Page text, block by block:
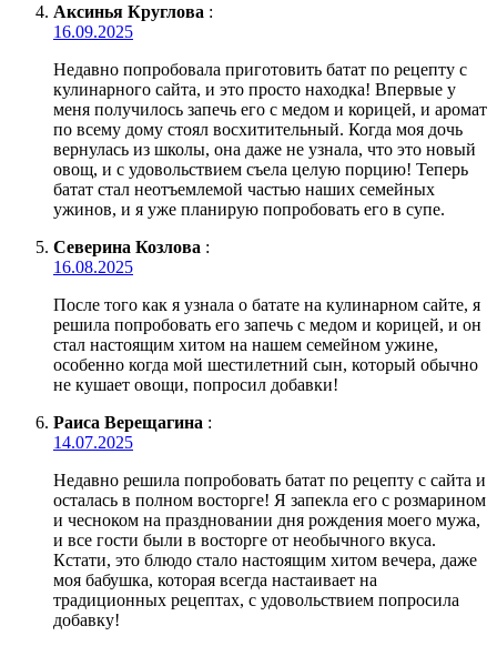
Аксинья Круглова :
16.09.2025
Недавно попробовала приготовить батат по рецепту с
кулинарного сайта, и это просто находка! Впервые у
меня получилось запечь его с медом и корицей, и аромат
по всему дому стоял восхитительный. Когда моя дочь
вернулась из школы, она даже не узнала, что это новый
овощ, и с удовольствием съела целую порцию! Теперь
батат стал неотъемлемой частью наших семейных
ужинов, и я уже планирую попробовать его в супе.
Северина Козлова :
16.08.2025
После того как я узнала о батате на кулинарном сайте, я
решила попробовать его запечь с медом и корицей, и он
стал настоящим хитом на нашем семейном ужине,
особенно когда мой шестилетний сын, который обычно
не кушает овощи, попросил добавки!
Раиса Верещагина :
14.07.2025
Недавно решила попробовать батат по рецепту с сайта и
осталась в полном восторге! Я запекла его с розмарином
и чесноком на праздновании дня рождения моего мужа,
и все гости были в восторге от необычного вкуса.
Кстати, это блюдо стало настоящим хитом вечера, даже
моя бабушка, которая всегда настаивает на
традиционных рецептах, с удовольствием попросила
добавку!